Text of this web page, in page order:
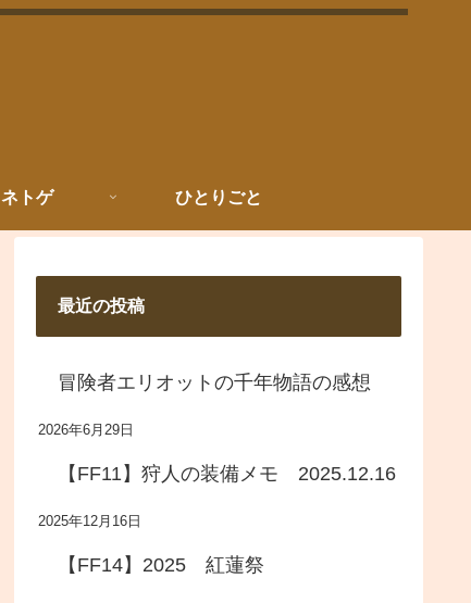
ネトゲ ひとりごと
最近の投稿
冒険者エリオットの千年物語の感想
2026年6月29日
【FF11】狩人の装備メモ 2025.12.16
2025年12月16日
【FF14】2025 紅蓮祭